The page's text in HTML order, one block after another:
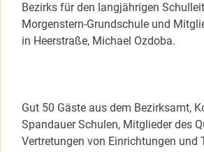
Bezirks für den langjährigen
Morgenstern-Grundschule und
in Heerstraße, Michael Ozdoba.
Gut 50 Gäste aus dem Bezirksamt,
Spandauer Schulen, Mitglieder des
Vertretungen von Einrichtungen und